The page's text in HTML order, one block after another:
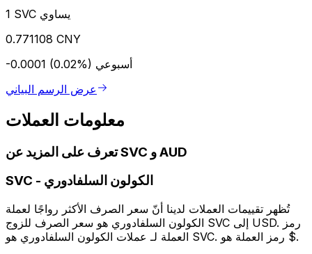
1 SVC يساوي
0.771108 CNY
-0.0001 (0.02%) أسبوعي
عرض الرسم البياني
معلومات العملات
تعرف على المزيد عن SVC و AUD
SVC - الكولون السلفادوري
تُظهر تقييمات العملات لدينا أنّ سعر الصرف الأكثر رواجًا لعملة
الكولون السلفادوري هو سعر الصرف للزوج SVC إلى USD. رمز
العملة لـ عملات الكولون السلفادوري هو SVC. رمز العملة هو $.